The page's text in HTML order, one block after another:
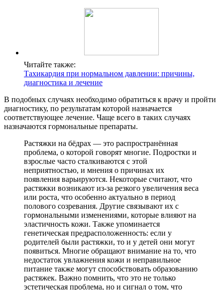
Читайте также:
Тахикардия при нормальном давлении: причины,
диагностика и лечение
В подобных случаях необходимо обратиться к врачу и пройти
диагностику, по результатам которой назначается
соответствующее лечение. Чаще всего в таких случаях
назначаются гормональные препараты.
Растяжки на бёдрах — это распространённая
проблема, о которой говорят многие. Подростки и
взрослые часто сталкиваются с этой
неприятностью, и мнения о причинах их
появления варьируются. Некоторые считают, что
растяжки возникают из-за резкого увеличения веса
или роста, что особенно актуально в период
полового созревания. Другие связывают их с
гормональными изменениями, которые влияют на
эластичность кожи. Также упоминается
генетическая предрасположенность: если у
родителей были растяжки, то и у детей они могут
появиться. Многие обращают внимание на то, что
недостаток увлажнения кожи и неправильное
питание также могут способствовать образованию
растяжек. Важно помнить, что это не только
эстетическая проблема, но и сигнал о том, что